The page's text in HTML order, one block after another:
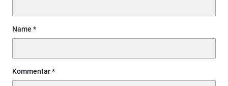
Name
Kommentar